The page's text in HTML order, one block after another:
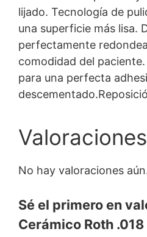
lijado. Tecnología de
una superficie más lisa.
perfectamente
comodidad del
para una perfecta
Valoraciones
No hay valoraciones
Sé el primero en
Cerámico Roth .018